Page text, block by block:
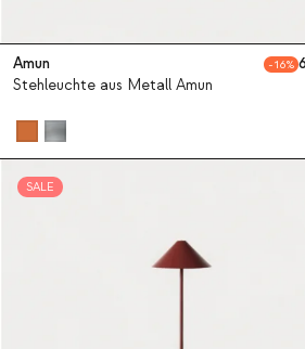
Amun 16
Stehleuchte aus Metall Amun
SALE